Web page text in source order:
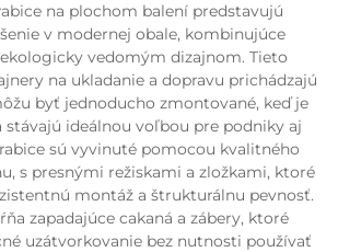
na plochom balení predstavujú
v modernej obale, kombinujúce
vedomým dizajnom. Tieto
na ukladanie a dopravu prichádzajú
byť jednoducho zmontované, keď je
stávajú ideálnou voľbou pre podniky aj
sú vyvinuté pomocou kvalitného
s presnými režiskami a zložkami, ktoré
montáž a štrukturálnu pevnosť.
zapadajúce cakaná a zábery, ktoré
uzátvorkovanie bez nutnosti používať